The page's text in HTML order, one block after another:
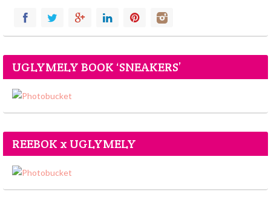
UGLYMELY BOOK ‘SNEAKERS’
REEBOK x UGLYMELY